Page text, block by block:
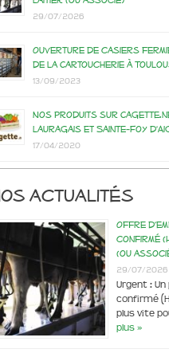
29/07/2026
Ouverture de casiers
de la Cartoucherie à
13/09/2023
Nos produits sur
Lauragais et Sainte-Foy
17/04/2020
actualités
Offre
confirmé
(ou
29/07/2026
Urgent : Un
confirmé
plus vite
plus »